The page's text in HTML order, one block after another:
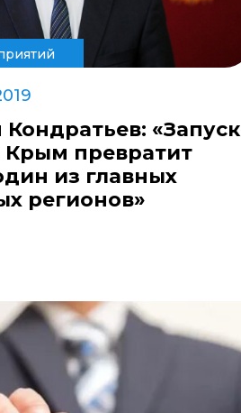
«Запуск
Крым превратит
из главных
регионов»